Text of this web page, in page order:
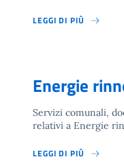
LEGGI DI PIÙ
Energie
Servizi comunali,
relativi a Energie
LEGGI DI PIÙ